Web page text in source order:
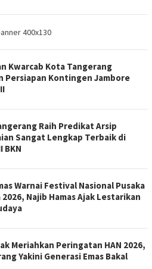
Kwarcab Kota Tangerang
Persiapan Kontingen Jambore
Raih Predikat Arsip
Sangat Lengkap Terbaik di
BKN
Warnai Festival Nasional Pusaka
Najib Hamas Ajak Lestarikan
Meriahkan Peringatan HAN 2026,
Yakini Generasi Emas Bakal